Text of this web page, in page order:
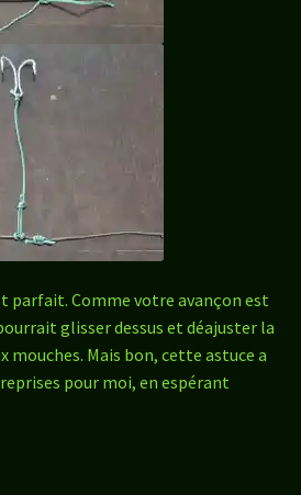
parfait. Comme votre avançon est
glisser dessus et déajuster la
mouches. Mais bon, cette astuce a
pour moi, en espérant